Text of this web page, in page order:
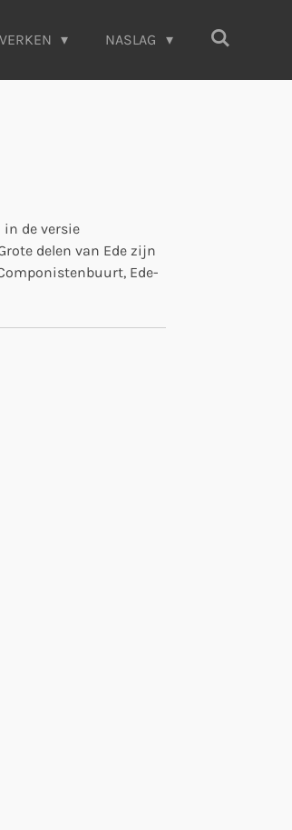
VERKEN NASLAG
in de versie
delen van Ede zijn
Ede-